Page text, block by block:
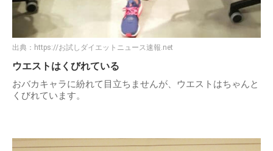
出典： https://お試しダイエットニュース速報.net
ウエストはくびれている
おバカキャラに紛れて目立ちませんが、ウエストはちゃんと
くびれています。